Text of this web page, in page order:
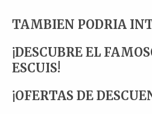
TAMBIEN PODRIA
¡DESCUBRE EL
ESCUIS!
¡OFERTAS DE